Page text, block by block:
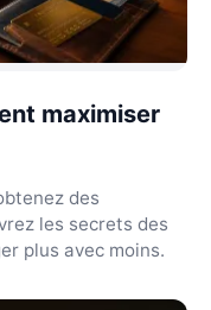
maximiser
des
les secrets des
plus avec moins.